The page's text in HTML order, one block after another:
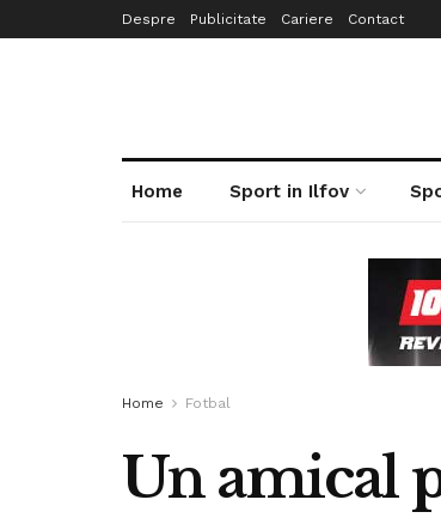
Despre Publicitate Cariere Contact
Home Sport in Ilfov
Home Fotbal
Un amical